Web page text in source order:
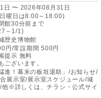
日 〜 2026年08月31日
曜日は8:00～18:00)
館30分前まで
～1/1)
歴史博物館
円/常設期間 500円
提示 無料
ございます。
進！幕末の板垣退助」/お知らせ/
展示室/展示室スケジュール/城
他※詳しくは、チラシ・公式サイ